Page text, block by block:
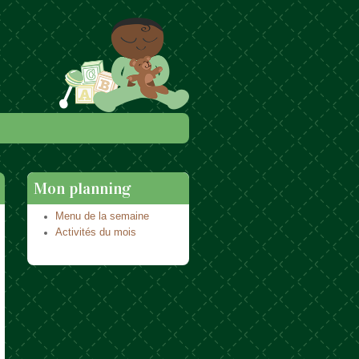
Mon planning
Menu de la semaine
Activités du mois